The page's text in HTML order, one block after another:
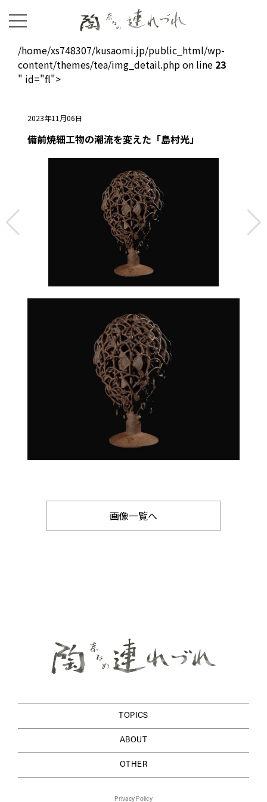
/home/xs748307/kusaomi.jp/public_html/wp-
content/themes/tea/img_detail.php on line 23
" id="fl">
2023年11月06日
備前焼細工物の潮流を変えた「島村光」
画像一覧へ
TOPICS
ABOUT
OTHER
Privacy Policy